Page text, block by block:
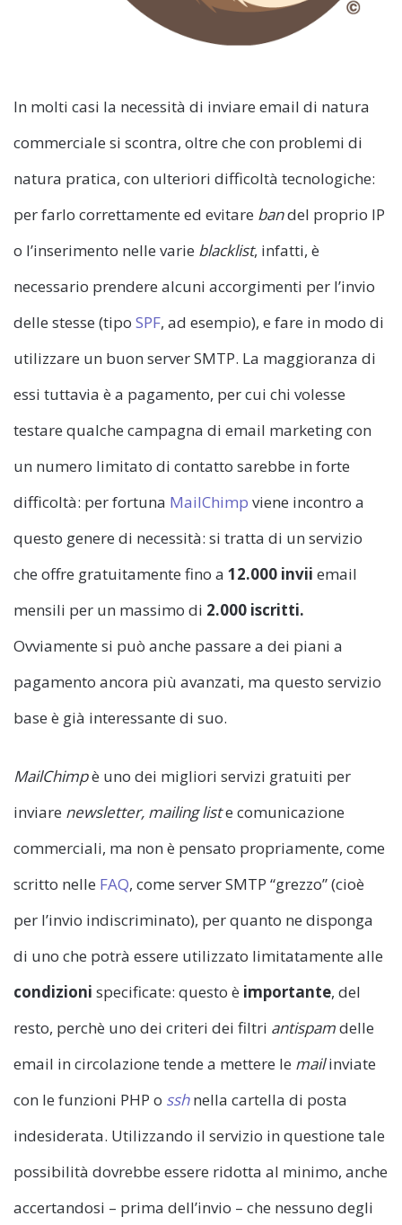
In molti casi la necessità di inviare email di natura
commerciale si scontra, oltre che con problemi di
natura pratica, con ulteriori difficoltà tecnologiche:
per farlo correttamente ed evitare bandel proprio IP
o l’inserimento nelle varie blacklist, infatti, è
necessario prendere alcuni accorgimenti per l’invio
delle stesse (tipo SPF, ad esempio), e fare in modo di
utilizzare un buon server SMTP. La maggioranza di
essi tuttavia è a pagamento, per cui chi volesse
testare qualche campagna di email marketing con
un numero limitato di contatto sarebbe in forte
difficoltà: per fortuna MailChimp viene incontro a
questo genere di necessità: si tratta di un servizio
che offre gratuitamente fino a 12.000 invii email
mensili per un massimo di 2.000 iscritti.
Ovviamente si può anche passare a dei piani a
pagamento ancora più avanzati, ma questo servizio
base è già interessante di suo.
MailChimpè uno dei migliori servizi gratuiti per
inviare newsletter, mailing liste comunicazione
commerciali, ma non è pensato propriamente, come
scritto nelle FAQ, come server SMTP “grezzo” (cioè
per l’invio indiscriminato), per quanto ne disponga
di uno che potrà essere utilizzato limitatamente alle
condizioni specificate: questo è importante, del
resto, perchè uno dei criteri dei filtri antispamdelle
email in circolazione tende a mettere le mailinviate
con le funzioni PHP o sshnella cartella di posta
indesiderata. Utilizzando il servizio in questione tale
possibilità dovrebbe essere ridotta al minimo, anche
accertandosi – prima dell’invio – che nessuno degli